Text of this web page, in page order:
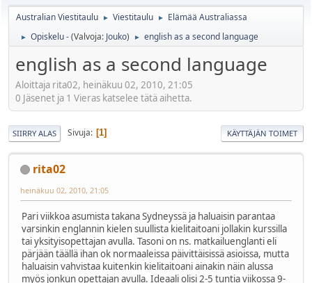
Australian Viestitaulu ► Viestitaulu ► Elämää Australiassa
► Opiskelu -(Valvoja: Jouko) ► english as a second language
english as a second language
Aloittaja rita02, heinäkuu 02, 2010, 21:05
0 Jäsenet ja 1 Vieras katselee tätä aihetta.
SIIRRY ALAS Sivuja 1 KÄYTTÄJÄN TOIMET
rita02
heinäkuu 02, 2010, 21:05
Pari viikkoa asumista takana Sydneyssä ja haluaisin parantaa
varsinkin englannin kielen suullista kielitaitoani jollakin kurssilla
tai yksityisopettajan avulla. Tasoni on ns. matkailuenglanti eli
pärjään täällä ihan ok normaaleissa päivittäisissä asioissa, mutta
haluaisin vahvistaa kuitenkin kielitaitoani ainakin näin alussa
myös jonkun opettajan avulla. Ideaali olisi 2-5 tuntia viikossa 9-